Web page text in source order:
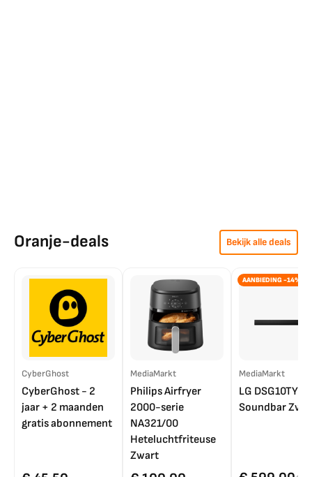
Oranje-deals Bekijk alle deals
CyberGhost
CyberGhost - 2
jaar + 2 maanden
gratis abonnement
MediaMarkt
Philips Airfryer
2000-serie
NA321/00
Heteluchtfriteuse
Zwart
AANBIEDING -14%
MediaMarkt
LG DSG10TY
Soundbar